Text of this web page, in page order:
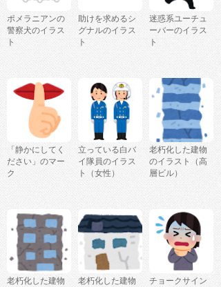
ポメラニアンの
警察犬のイラス
ト
助けを求めるシ
グナルのイラス
ト
迷惑系ユーチュ
ーバーのイラス
ト
「静かにしてく
ださい」のマー
ク
立っている白バ
イ隊員のイラス
ト（女性）
老朽化した建物
のイラスト（高
層ビル）
老朽化した建物
老朽化した建物
チョークサイン